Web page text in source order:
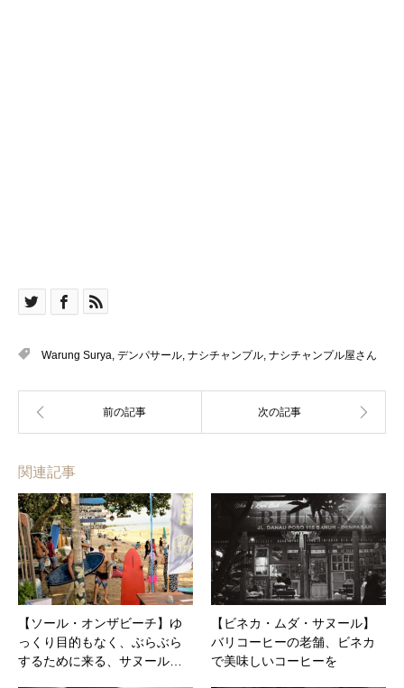
Warung Surya デンパサール ナシチャンプル ナシチャンプル屋さん
関連記事
【ソール・オンザビーチ】ゆ
っくり目的もなく、ぶらぶら
するために来る、サヌール…
【ビネカ・ムダ・サヌール】
バリコーヒーの老舗、ビネカ
で美味しいコーヒーを